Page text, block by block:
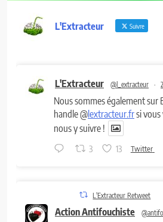
L'Extracteur Suivre
L'Extracteur @l_extracteur ·
Nous sommes également sur
handle @lextracteur.frsi
nous y suivre !
3 13 Twitter
L'Extracteur Retweet
Action Antifouchiste